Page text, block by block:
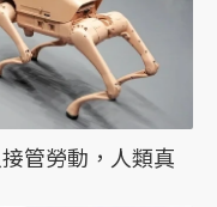
管勞動，人類真